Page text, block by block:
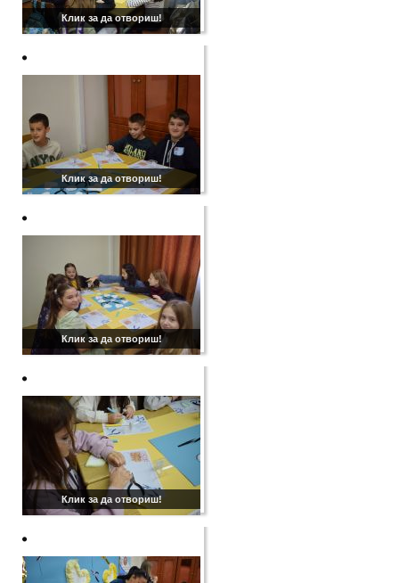
Клик за да отвориш!
Клик за да отвориш!
Клик за да отвориш!
Клик за да отвориш!